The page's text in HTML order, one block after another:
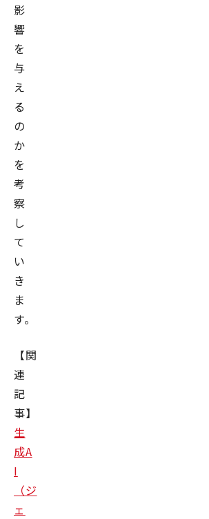
影
響
を
与
え
る
の
か
を
考
察
し
て
い
き
ま
す。
【関
連
記
事】
生
成A
I
（ジ
ェ